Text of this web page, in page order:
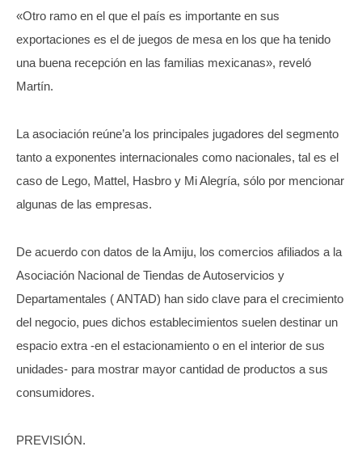
«Otro ramo en el que el país es importante en sus
exportaciones es el de juegos de mesa en los que ha tenido
una buena recepción en las familias mexicanas», reveló
Martín.
La asociación reúne’a los principales jugadores del segmento
tanto a exponentes internacionales como nacionales, tal es el
caso de Lego, Mattel, Hasbro y Mi Alegría, sólo por mencionar
algunas de las empresas.
De acuerdo con datos de la Amiju, los comercios afiliados a la
Asociación Nacional de Tiendas de Autoservicios y
Departamentales ( ANTAD) han sido clave para el crecimiento
del negocio, pues dichos establecimientos suelen destinar un
espacio extra -en el estacionamiento o en el interior de sus
unidades- para mostrar mayor cantidad de productos a sus
consumidores.
PREVISIÓN.